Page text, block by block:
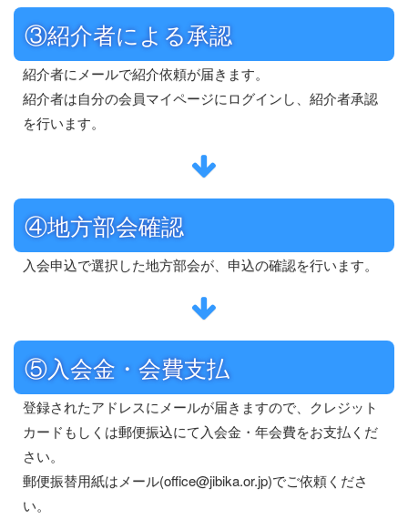
③紹介者による承認
紹介者にメールで紹介依頼が届きます。
紹介者は自分の会員マイページにログインし、紹介者承認
を行います。
④地方部会確認
入会申込で選択した地方部会が、申込の確認を行います。
⑤入会金・会費支払
登録されたアドレスにメールが届きますので、クレジット
カードもしくは郵便振込にて入会金・年会費をお支払くだ
さい。
郵便振替用紙はメール(office@jibika.or.jp)でご依頼くださ
い。